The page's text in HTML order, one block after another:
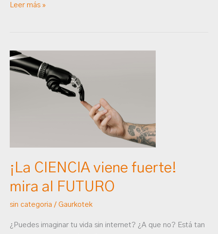
Leer más »
¡La CIENCIA viene fuerte!
mira al FUTURO
sin categoria / Gaurkotek
¿Puedes imaginar tu vida sin internet? ¿A que no? Está tan
¡La
CIENCIA